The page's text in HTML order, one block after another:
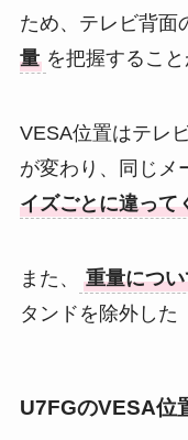
ため、テレビ背面
量 を把握すること
VESA位置はテレ
が変わり、同じメ
イズごとに違って
また、 重量につ
タンドを除外した
U7FGのVESA位